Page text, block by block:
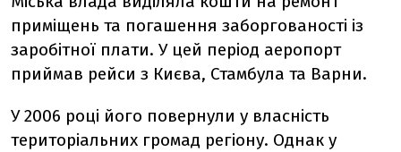
приміщень та погашення заборгованості із
заробітної плати. У цей період аеропорт
приймав рейси з Києва, Стамбула та Варни.
У 2006 році його повернули у власність
територіальних громад регіону. Однак у